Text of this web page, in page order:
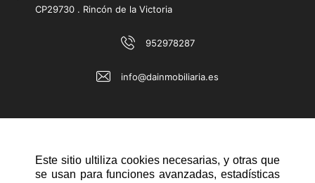
Este sitio ultiliza cookies necesarias, y otras que
se usan para funciones avanzadas, estadísticas
CP29730 . Rincón de la Victoria
952978287
info@dainmobiliaria.es